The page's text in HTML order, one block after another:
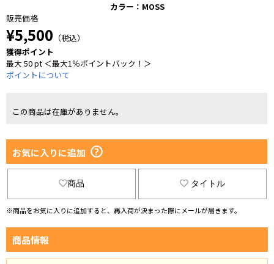
カラー：MOSS
販売価格
¥5,500 （税込）
獲得ポイント
最大 50 pt ＜最大1％ポイントバック！＞
ポイントについて
この商品は在庫がありません。
お気に入りに追加
商品 タイトル
※商品をお気に入りに追加すると、再入荷が決まった際にメールが届きます。
商品情報